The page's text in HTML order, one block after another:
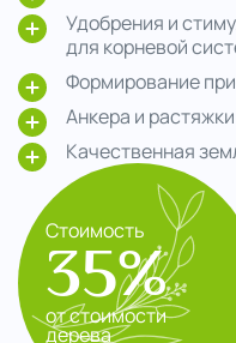
Удобрения и
для корневой
Формирование
Анкера и
Качественная
Стоимость
35%
от стоимости
дерева